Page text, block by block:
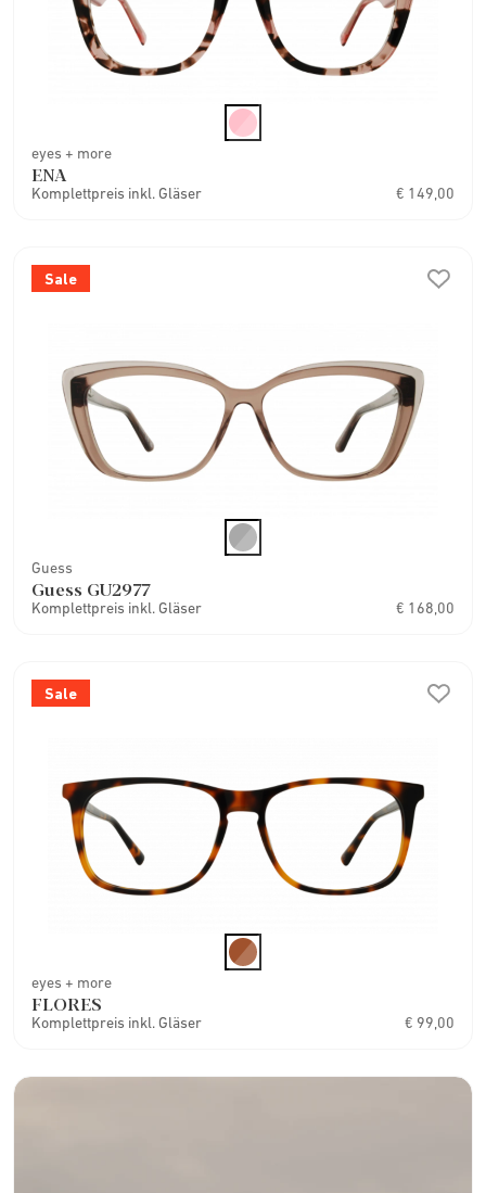
eyes + more
ENA
Komplettpreis inkl. Gläser € 149,00
Sale
Guess
Guess GU2977
Komplettpreis inkl. Gläser € 168,00
Sale
eyes + more
FLORES
Komplettpreis inkl. Gläser € 99,00